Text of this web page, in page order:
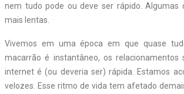
nem tudo pode ou deve ser rápido. Algumas
mais lentas.
Vivemos em uma época em que quase
macarrão é instantâneo, os relacionamentos
internet é (ou deveria ser) rápida. Estamos
velozes. Esse ritmo de vida tem afetado